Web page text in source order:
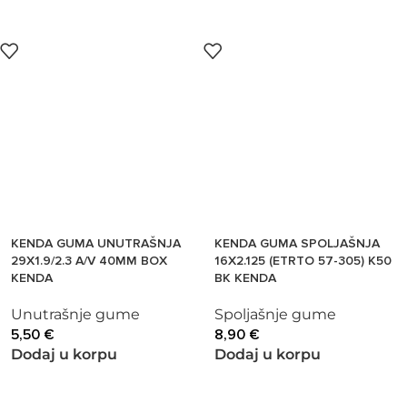
KENDA GUMA UNUTRAŠNJA
29X1.9/2.3 A/V 40MM BOX
KENDA
Unutrašnje gume
5,50 €
Dodaj u korpu
KENDA GUMA SPOLJAŠNJA
16X2.125 (ETRTO 57-305) K50
BK KENDA
Spoljašnje gume
8,90 €
Dodaj u korpu